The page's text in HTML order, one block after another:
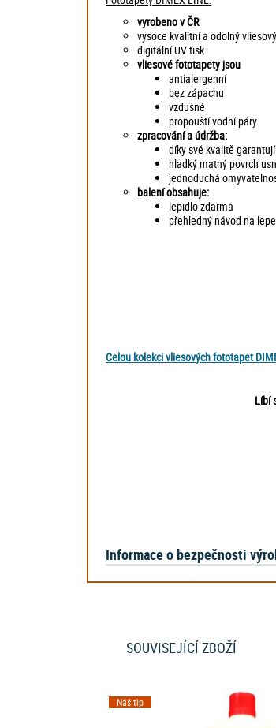
vyrobeno v ČR
vysoce kvalitní a odolný
digitální UV tisk
vliesové fototapety jsou
antialergenní
bez zápachu
vzdušné
propouští vodní páry
zpracování a údržba:
díky své kvalitě
hladký matný povrch
jednoduchá
balení obsahuje:
lepidlo zdarma
přehledný návod na
Celou kolekci vliesových fototapet
Líbí
Informace o bezpečnosti
SOUVISEJÍCÍ ZBOŽÍ
Náš tip